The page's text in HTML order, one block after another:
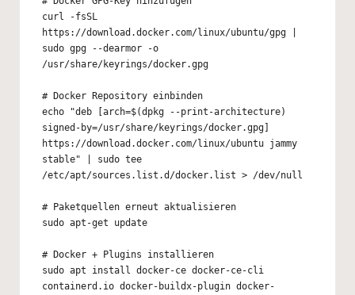
curl -fsSL
https://download.docker.com/linux/ubuntu/gpg |
sudo gpg --dearmor -o
/usr/share/keyrings/docker.gpg
# Docker Repository einbinden
echo "deb [arch=$(dpkg --print-architecture)
signed-by=/usr/share/keyrings/docker.gpg]
https://download.docker.com/linux/ubuntu jammy
stable" | sudo tee
/etc/apt/sources.list.d/docker.list > /dev/null
# Paketquellen erneut aktualisieren
sudo apt-get update
# Docker + Plugins installieren
sudo apt install docker-ce docker-ce-cli
containerd.io docker-buildx-plugin docker-